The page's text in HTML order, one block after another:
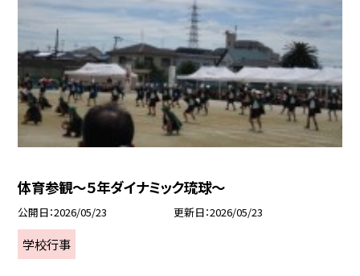
体育参観～５年ダイナミック琉球～
公開日 2026/05/23 更新日 2026/05/23
学校行事